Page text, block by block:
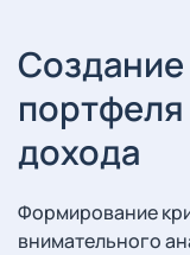
дохода
Формирование
внимательного